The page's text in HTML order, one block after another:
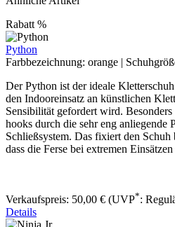
Rabatt %
Python
Farbbezeichnung: orange |
Der Python ist der ideale
den Indooreinsatz an künstlichen
Sensibilität gefordert wird.
hooks durch die sehr eng anliegende
Schließsystem. Das fixiert den
dass die Ferse bei extremen
Verkaufspreis: 50,00 € (UVP*:
Details